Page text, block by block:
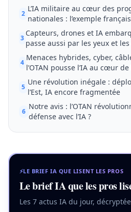
2
L’IA militaire au cœur des
nationales : l’exemple français
3
Capteurs, drones et IA
passe aussi par les yeux et les
4
Menaces hybrides, cyber,
l’OTAN pousse l’IA au cœur
5
Une révolution inégale :
l’Est, IA encore fragmentée
6
Notre avis : l’OTAN
défense avec l’IA ?
⚡LE BRIEF IA QUE LISENT LES PROS
Le brief IA que les pros
Les 7 actus IA du jour,